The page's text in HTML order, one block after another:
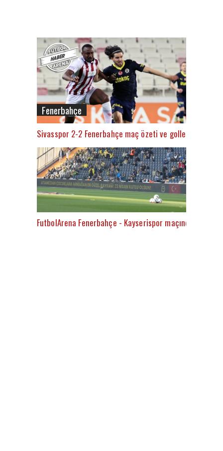
Fenerbahçe
Sivasspor 2-2 Fenerbahçe maç özeti ve golleri (İZLE)
FutbolArena Fenerbahçe - Kayserispor maçında